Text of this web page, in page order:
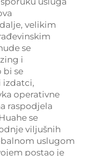
velikim
se
i
bi se
izdatci,
operativne
raspodjela
se
viljušnih
uslugom
postao je